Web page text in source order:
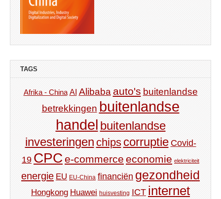
TAGS
Afrika - China AI Alibaba auto's buitenlandse
betrekkingen buitenlandse
handel buitenlandse
investeringen chips corruptie Covid-
19 CPC e-commerce economie elektriciteit
energie EU EU-China financiën gezondheid
Hongkong Huawei huisvesting ICT internet